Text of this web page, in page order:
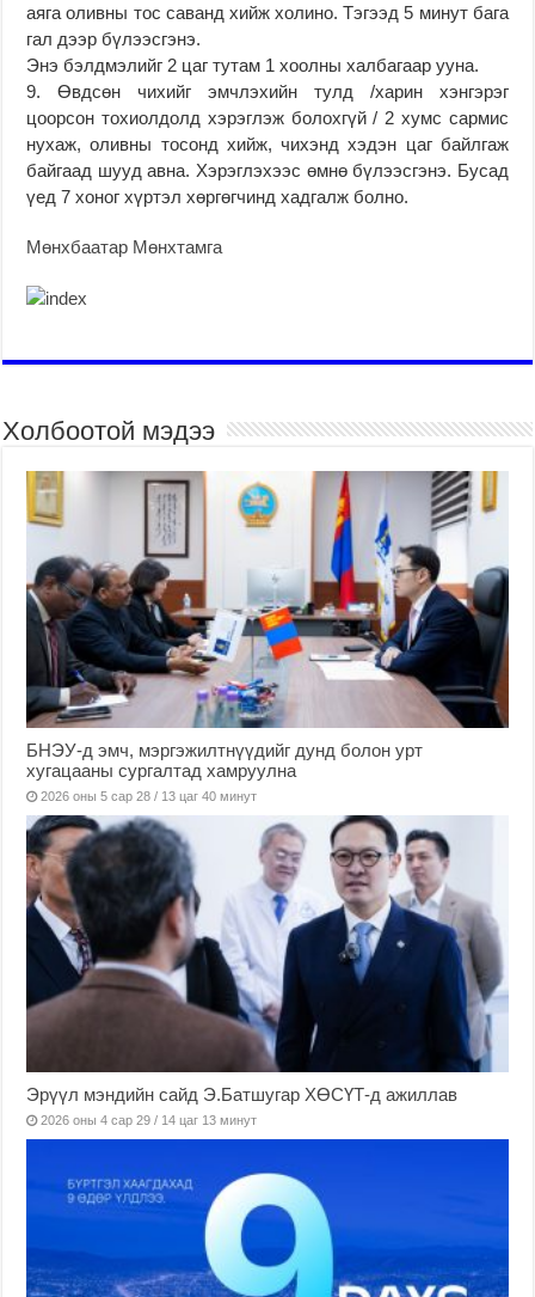
аяга оливны тос саванд хийж холино. Тэгээд 5 минут бага
гал дээр бүлээсгэнэ.
Энэ бэлдмэлийг 2 цаг тутам 1 хоолны халбагаар ууна.
9. Өвдсөн чихийг эмчлэхийн тулд /харин хэнгэрэг
цоорсон тохиолдолд хэрэглэж болохгүй / 2 хумс сармис
нухаж, оливны тосонд хийж, чихэнд хэдэн цаг байлгаж
байгаад шууд авна. Хэрэглэхээс өмнө бүлээсгэнэ. Бусад
үед 7 хоног хүртэл хөргөгчинд хадгалж болно.
Мөнхбаатар Мөнхтамга
Холбоотой мэдээ
БНЭУ-д эмч, мэргэжилтнүүдийг дунд болон урт
хугацааны сургалтад хамруулна
2026 оны 5 сар 28 / 13 цаг 40 минут
Эрүүл мэндийн сайд Э.Батшугар ХӨСҮТ-д ажиллав
2026 оны 4 сар 29 / 14 цаг 13 минут